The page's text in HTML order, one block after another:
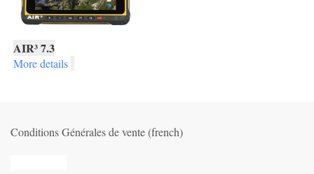
AIR³ 7.3
More details
Conditions Générales de vente (french)